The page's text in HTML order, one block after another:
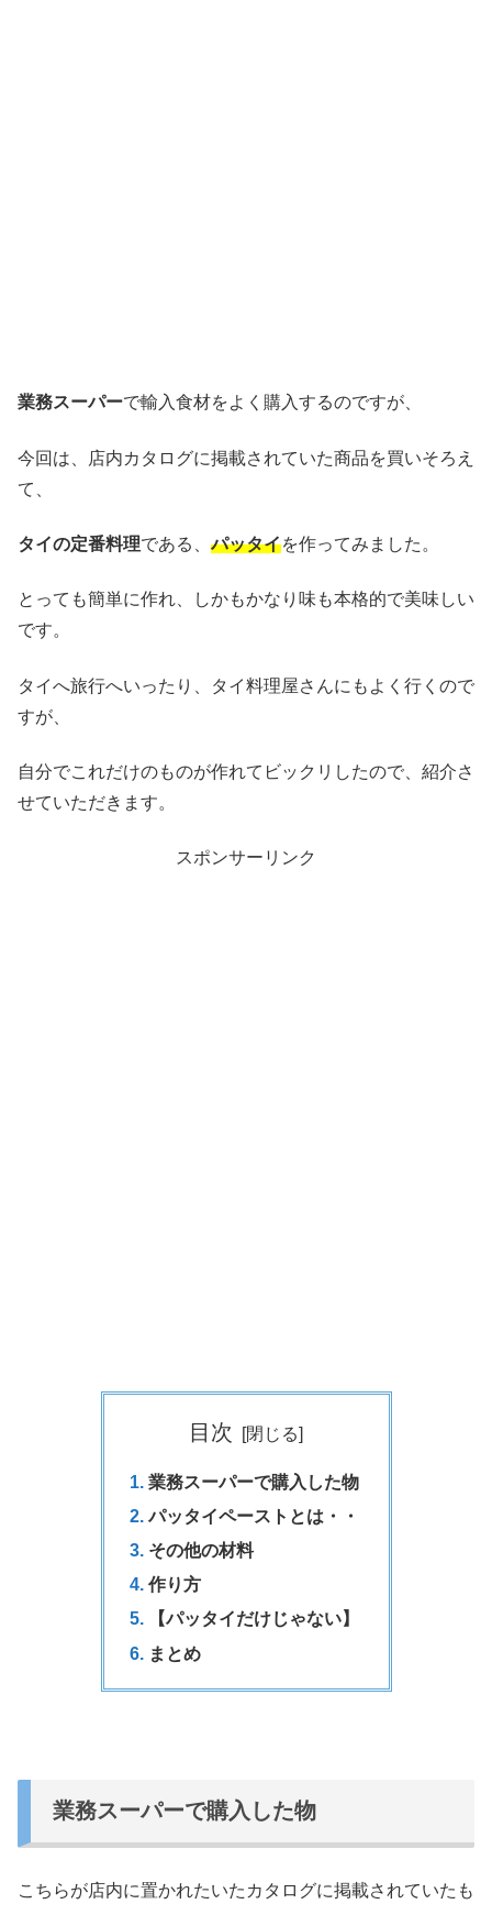
業務スーパーで輸入食材をよく購入するのですが、
今回は、店内カタログに掲載されていた商品を買いそろえ
て、
タイの定番料理である、パッタイを作ってみました。
とっても簡単に作れ、しかもかなり味も本格的で美味しい
です。
タイへ旅行へいったり、タイ料理屋さんにもよく行くので
すが、
自分でこれだけのものが作れてビックリしたので、紹介さ
せていただきます。
スポンサーリンク
目次
業務スーパーで購入した物
パッタイペーストとは・・
その他の材料
作り方
【パッタイだけじゃない】
まとめ
業務スーパーで購入した物
こちらが店内に置かれたいたカタログに掲載されていたも